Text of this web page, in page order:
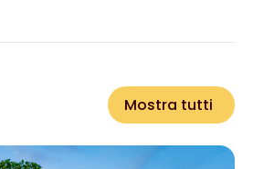
Mostra tutti